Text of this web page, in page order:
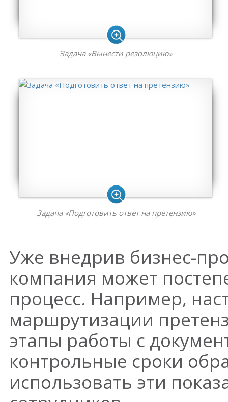
Задача «Вынести резолюцию»
Задача «Подготовить ответ на претензию»
Уже внедрив бизнес-
компания может
процесс. Например,
маршрутизации
этапы работы с
контрольные сроки
использовать эти